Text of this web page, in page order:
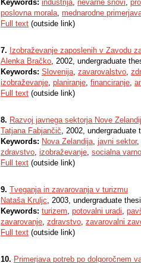
Keywords: industrija, nevarne snovi,
poslovna morala, mednarodne
Full text (outside link)
7. Izobraževanje zaposlenih v Zavodu
Alenka Bračko, 2002, undergraduate
Keywords: Slovenija, zavarovalstvo,
izobraževanje, planiranje, financiranje,
Full text (outside link)
8. Razvoj javnega sektorja Nove
Tatjana Fabjančič, 2002, undergraduate
Keywords: Nova Zelandija, javni sektor,
zdravstvo, izobraževanje, socialna
Full text (outside link)
9. Tveganja in zavarovanja v turizmu
Nataša Kruljc, 2003, undergraduate
Keywords: turizem, potovalni uradi,
zavarovanje, zdravstvo, zavarovalni
Full text (outside link)
10. Primerjava potreb po dolgoročnem